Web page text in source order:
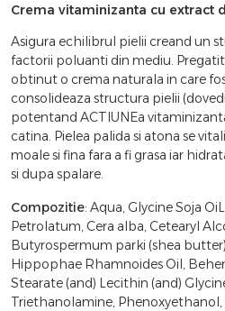
Crema vitaminizanta cu extract
Asigura echilibrul pielii creand un
factorii poluanti din mediu.
obtinut o crema naturala in care
consolideaza structura pielii
potentand ACTIUNEa
catina. Pielea palida si atona se
moale si fina fara a fi grasa iar
si dupa spalare.
Compozitie: Aqua, Glycine Soja
Petrolatum, Cera alba, Cetearyl
Butyrospermum parki (shea
Hippophae Rhamnoides Oil,
Stearate (and) Lecithin (and)
Triethanolamine,